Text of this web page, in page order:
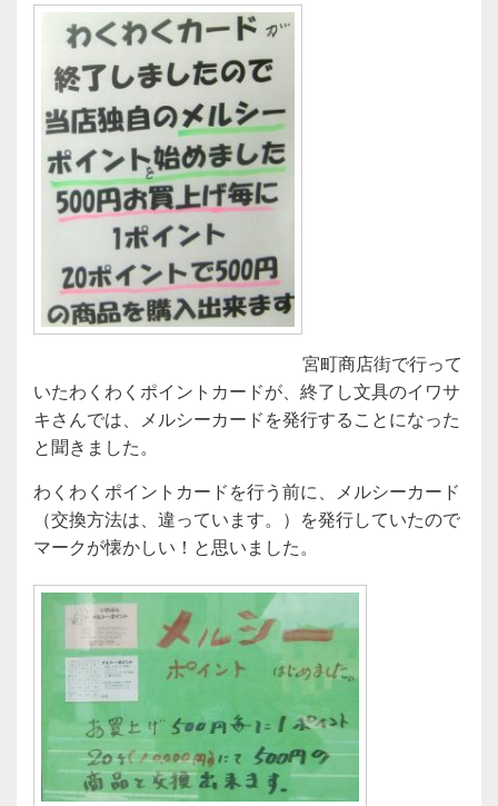
宮町商店街で行って
いたわくわくポイントカードが、終了し文具のイワサ
キさんでは、メルシーカードを発行することになった
と聞きました。
わくわくポイントカードを行う前に、メルシーカード
（交換方法は、違っています。）を発行していたので
マークが懐かしい！と思いました。